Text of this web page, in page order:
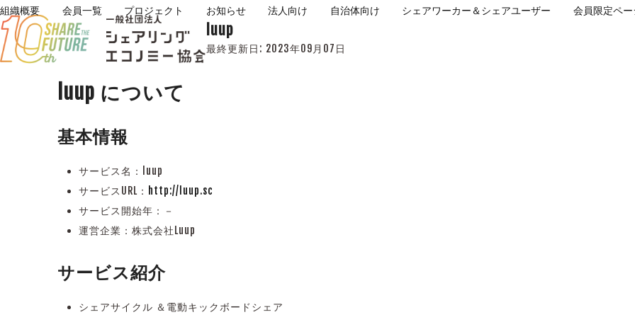
Skip
to
content
組織概要 会員一覧 プロジェクト お知らせ 法人向け 自治体向け シェアワーカー＆シェアユーザー 会員限定ペー
luup
最終更新日: 2023年09月07日
luup について
基本情報
サービス名：luup
サービスURL： http://luup.sc
サービス開始年：－
運営企業：株式会社Luup
サービス紹介
シェアサイクル ＆電動キックボードシェア